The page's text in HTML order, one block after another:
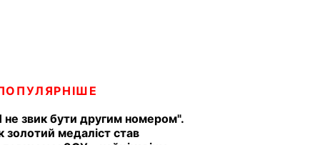
не звик бути другим номером".
золотий медаліст став